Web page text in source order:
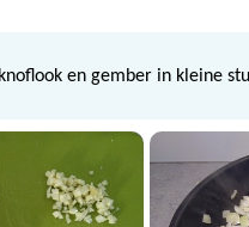
en gember in kleine